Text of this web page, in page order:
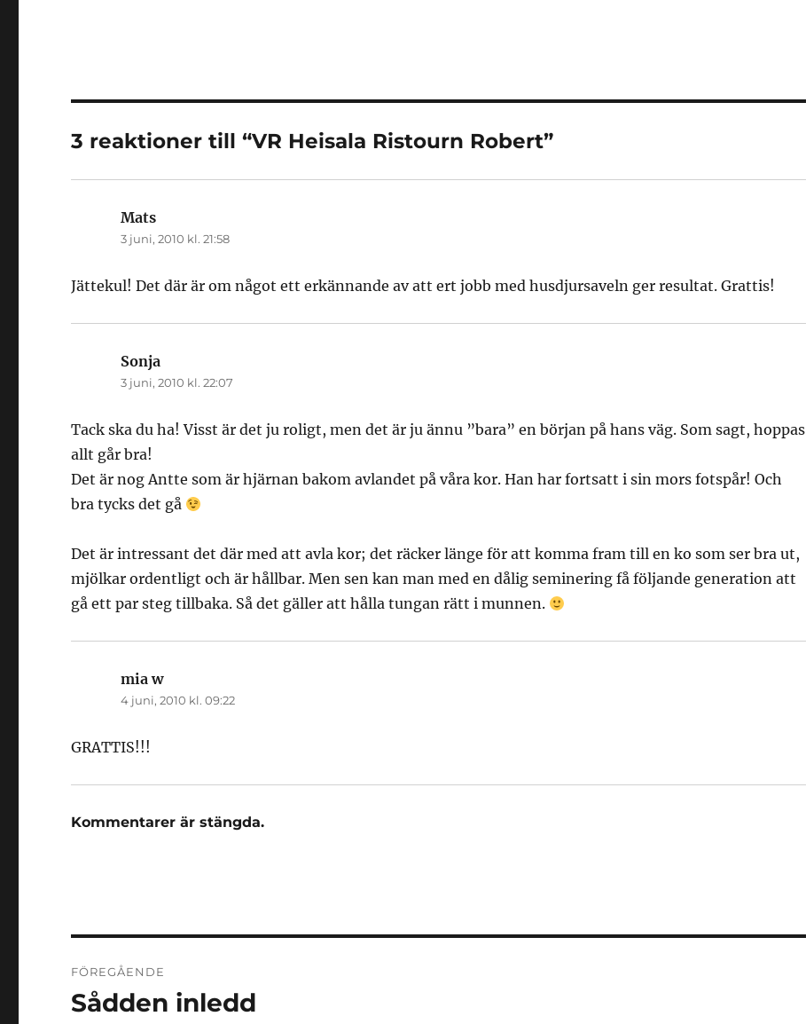
3 reaktioner till “VR Heisala Ristourn Robert”
Mats
3 juni, 2010 kl. 21:58
Jättekul! Det där är om något ett erkännande av att ert jobb med husdjursaveln ger resultat. Grattis!
Sonja
3 juni, 2010 kl. 22:07
Tack ska du ha! Visst är det ju roligt, men det är ju ännu ”bara” en början på hans väg. Som sagt, hoppas
allt går bra!
Det är nog Antte som är hjärnan bakom avlandet på våra kor. Han har fortsatt i sin mors fotspår! Och
bra tycks det gå
Det är intressant det där med att avla kor; det räcker länge för att komma fram till en ko som ser bra ut,
mjölkar ordentligt och är hållbar. Men sen kan man med en dålig seminering få följande generation att
gå ett par steg tillbaka. Så det gäller att hålla tungan rätt i munnen.
mia wskriver:
4 juni, 2010 kl. 09:22
GRATTIS!!!
Kommentarer är stängda.
FÖREGÅENDE
Föregående
Sådden inledd